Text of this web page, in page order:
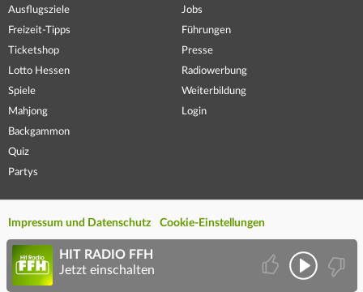
Ausflugsziele
Freizeit-Tipps
Ticketshop
Lotto Hessen
Spiele
Mahjong
Backgammon
Quiz
Partys
Jobs
Führungen
Presse
Radiowerbung
Weiterbildung
Login
Impressum und Datenschutz Cookie-Einstellungen
HIT RADIO FFH
Jetzt einschalten